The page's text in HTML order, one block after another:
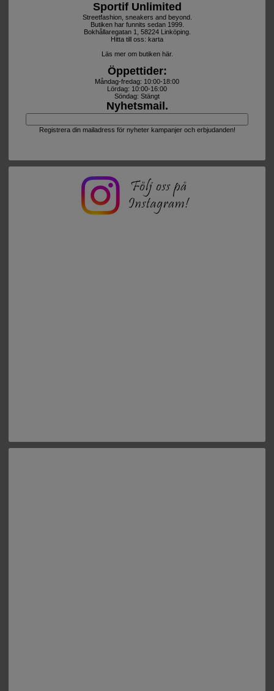
Sportif Unlimited
Streetfashion, sneakers and beyond.
Butiken har funnits sedan 1999.
Bokhållaregatan 1, 58224 Linköping.
Hitta till oss: karta
Läs mer om butiken här.
Öppettider:
Måndag-fredag: 10:00-18:00
Lördag: 10:00-16:00
Söndag: Stängt
Nyhetsmail.
Registrera din mailadress för nyheter kampanjer och erbjudanden!